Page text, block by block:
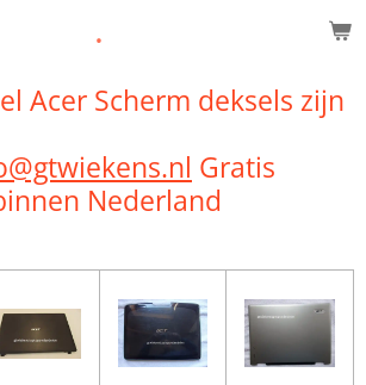
.
Acer Scherm deksels zijn
Gratis
Nederland